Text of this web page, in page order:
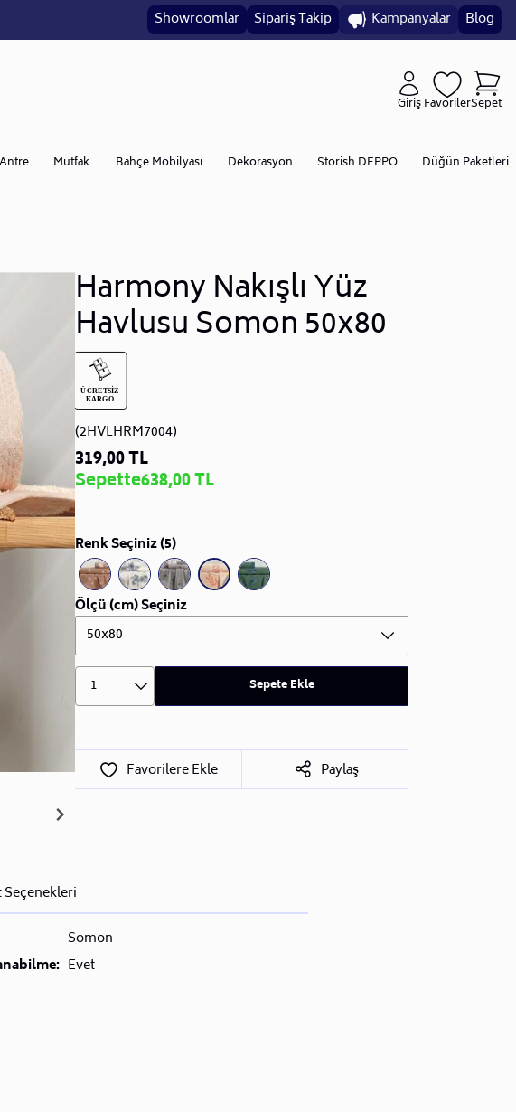
Showroomlar Sipariş Takip Kampanyalar Blog
GirişFavorilerSepet
Mutfak Bahçe Mobilyası Dekorasyon Storish DEPPO Düğün Paketleri
Harmony Nakışlı Yüz
Havlusu Somon 50x80
(2HVLHRM7004)
319,00 TL
Sepette638,00 TL
Renk Seçiniz (5)
Ölçü (cm) Seçiniz
50x80
1 Sepete Ekle
Favorilere Ekle Paylaş
Seçenekleri
Somon
Evet